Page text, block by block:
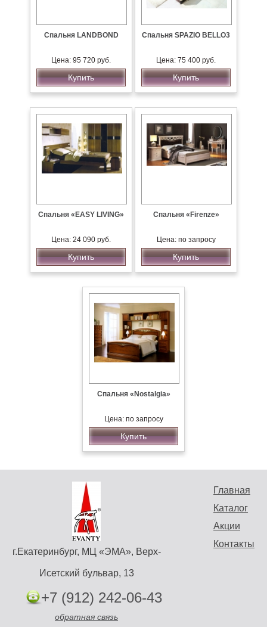
Спальня LANDBOND
Цена: 95 720 руб.
Купить
Спальня SPAZIO BELLO3
Цена: 75 400 руб.
Купить
Спальня «EASY LIVING»
Цена: 24 090 руб.
Купить
Спальня «Firenze»
Цена: по запросу
Купить
Спальня «Nostalgia»
Цена: по запросу
Купить
Главная
Каталог
Акции
Контакты
г.Екатеринбург, МЦ «ЭМА», Верх-
Исетский бульвар, 13
+7 (912) 242-06-43
обратная связь